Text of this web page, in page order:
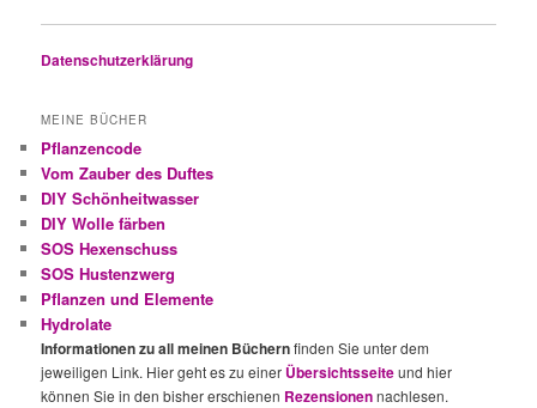
Datenschutzerklärung
MEINE BÜCHER
Pflanzencode
Vom Zauber des Duftes
DIY Schönheitwasser
DIY Wolle färben
SOS Hexenschuss
SOS Hustenzwerg
Pflanzen und Elemente
Hydrolate
Informationen zu all meinen Büchernfinden Sie unter dem
jeweiligen Link. Hier geht es zu einer Übersichtsseiteund hier
können Sie in den bisher erschienen Rezensionennachlesen.